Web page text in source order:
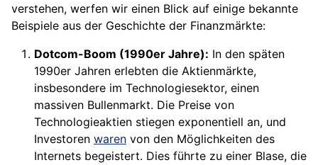
verstehen, werfen wir einen Blick auf einige bekannte
Beispiele aus der Geschichte der Finanzmärkte:
Dotcom-Boom (1990er Jahre): In den späten
1990er Jahren erlebten die Aktienmärkte,
insbesondere im Technologiesektor, einen
massiven Bullenmarkt. Die Preise von
Technologieaktien stiegen exponentiell an, und
Investoren waren von den Möglichkeiten des
Internets begeistert. Dies führte zu einer Blase, die